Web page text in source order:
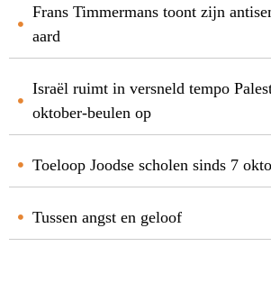
Frans Timmermans toont zijn
aard
Israël ruimt in versneld tempo
oktober-beulen op
Toeloop Joodse scholen sinds 7
Tussen angst en geloof